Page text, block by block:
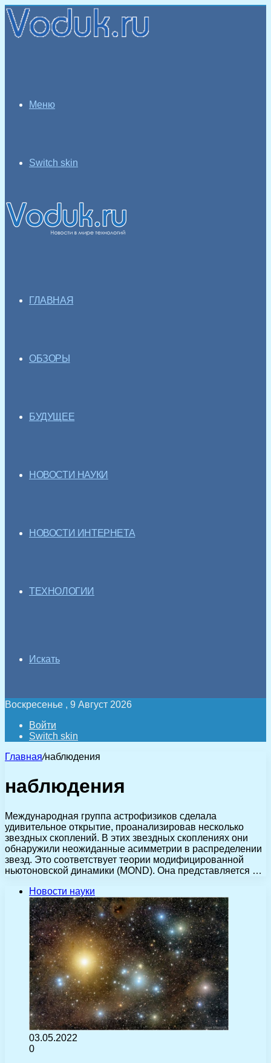
Меню
Switch skin
ГЛАВНАЯ
ОБЗОРЫ
БУДУЩЕЕ
НОВОСТИ НАУКИ
НОВОСТИ ИНТЕРНЕТА
ТЕХНОЛОГИИ
Искать
Воскресенье , 9 Август 2026
Войти
Switch skin
Главная/наблюдения
наблюдения
Международная группа астрофизиков сделала
удивительное открытие, проанализировав несколько
звездных скоплений. В этих звездных скоплениях они
обнаружили неожиданные асимметрии в распределении
звезд. Это соответствует теории модифицированной
ньютоновской динамики (MOND). Она представляется …
Новости науки
03.05.2022
0